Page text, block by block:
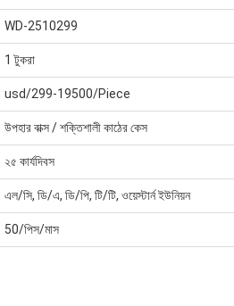
WD-2510299
1 টুকরা
usd/299-19500/Piece
উপহার বাক্স / শক্তিশালী কাঠের কেস
২৫ কার্যদিবস
এল/সি, ডি/এ, ডি/পি, টি/টি, ওয়েস্টার্ন ইউনিয়ন
50/পিস/মাস